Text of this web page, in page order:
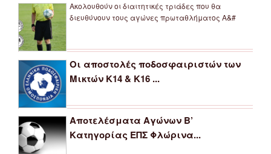
Ακολουθούν οι διαιτητικές τριάδες που θα
διευθύνουν τους αγώνες πρωταθλήματος Α&#
Οι αποστολές ποδοσφαιριστών των
Μικτών Κ14 & Κ16 ...
Αποτελέσματα Αγώνων Β’
Κατηγορίας ΕΠΣ Φλώρινα...